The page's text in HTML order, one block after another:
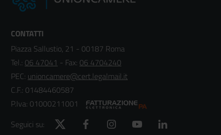
CONTATTI
Piazza Sallustio, 21 - 00187 Roma
Tel.: 06 47041 - Fax: 06 4704240
PEC: unioncamere@cert.legalmail.it
C.F.: 01484460587
P.Iva: 01000211001
Seguici su:
Twitter Facebook Instagram YouTube